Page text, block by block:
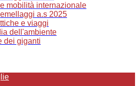
mobilità internazionale
a.s 2025
e viaggi
dell'ambiente
dei giganti